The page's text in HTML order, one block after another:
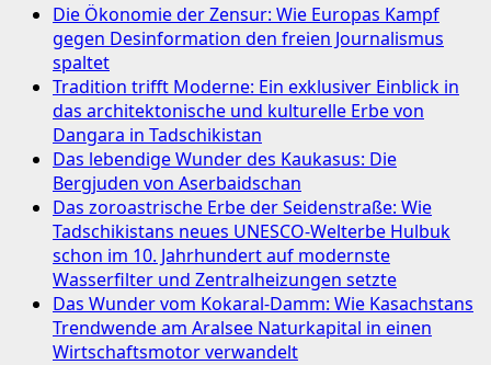
Die Ökonomie der Zensur: Wie Europas Kampf
gegen Desinformation den freien Journalismus
spaltet
Tradition trifft Moderne: Ein exklusiver Einblick in
das architektonische und kulturelle Erbe von
Dangara in Tadschikistan
Das lebendige Wunder des Kaukasus: Die
Bergjuden von Aserbaidschan
Das zoroastrische Erbe der Seidenstraße: Wie
Tadschikistans neues UNESCO-Welterbe Hulbuk
schon im 10. Jahrhundert auf modernste
Wasserfilter und Zentralheizungen setzte
Das Wunder vom Kokaral-Damm: Wie Kasachstans
Trendwende am Aralsee Naturkapital in einen
Wirtschaftsmotor verwandelt